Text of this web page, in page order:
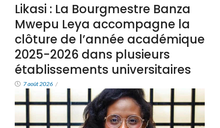
Likasi : La Bourgmestre Banza
Mwepu Leya accompagne la
clôture de l’année académique
2025-2026 dans plusieurs
établissements universitaires
7 août 2026 /